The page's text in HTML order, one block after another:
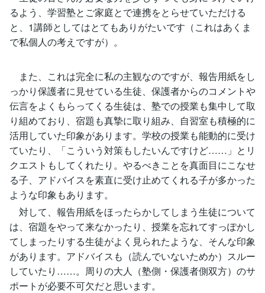
るよう、学習塾とご家庭とで連携をとらせていただける
と、1講師としてはとてもありがたいです（これはあくま
で私個人の考えですが）。
また、これは完全に私の主観なのですが、報告用紙をし
っかり保護者に見せている生徒、保護者からのコメントや
伝言をよくもらってくる生徒は、塾での授業も集中して取
り組めており、宿題も真摯に取り組み、自習室も積極的に
活用していた印象があります。学校の授業も能動的に受け
ていたり、「こういう対策もしたいんですけど……」とリ
クエストもしてくれたり。やるべきことを真面目にこなせ
る子、アドバイスを素直に受け止めてくれる子が多かった
ような印象もあります。
対して、報告用紙をほったらかしてしまう生徒について
は、宿題をやって来なかったり、授業を忘れてすっぽかし
てしまったりする生徒がよく見られたような、そんな印象
があります。アドバイスも（読んでいないためか）スルー
していたり……。周りの大人（塾側・保護者側双方）のサ
ポートが必要不可欠だと思います。